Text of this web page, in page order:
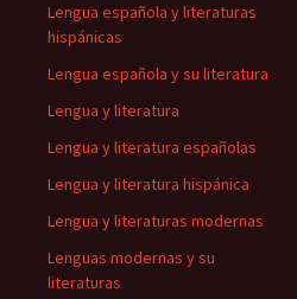
Lengua española y literaturas
hispánicas
Lengua española y su literatura
Lengua y literatura
Lengua y literatura españolas
Lengua y literatura hispánica
Lengua y literaturas modernas
Lenguas modernas y su
literaturas